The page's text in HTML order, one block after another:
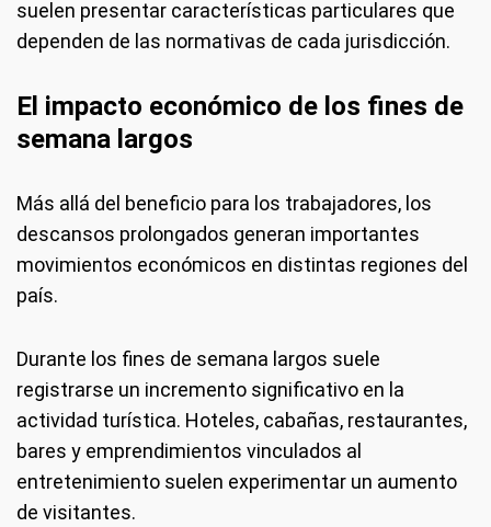
suelen presentar características particulares que
dependen de las normativas de cada jurisdicción.
El impacto económico de los fines de
semana largos
Más allá del beneficio para los trabajadores, los
descansos prolongados generan importantes
movimientos económicos en distintas regiones del
país.
Durante los fines de semana largos suele
registrarse un incremento significativo en la
actividad turística. Hoteles, cabañas, restaurantes,
bares y emprendimientos vinculados al
entretenimiento suelen experimentar un aumento
de visitantes.